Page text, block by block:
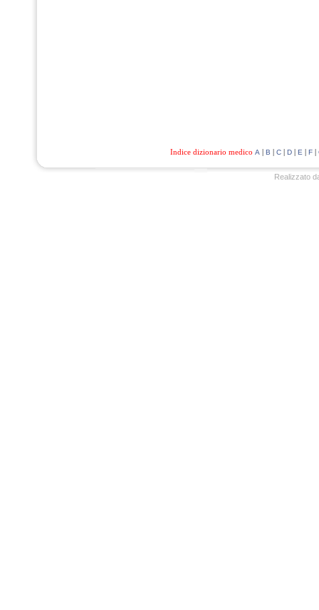
Indice dizionario medico A | B | C| D| E | F|
Realizzato